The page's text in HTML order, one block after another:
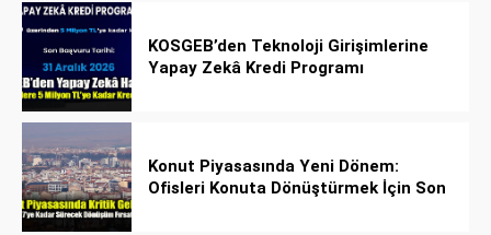
KOSGEB’den Teknoloji Girişimlerine
Yapay Zekâ Kredi Programı
Konut Piyasasında Yeni Dönem:
Ofisleri Konuta Dönüştürmek İçin Son